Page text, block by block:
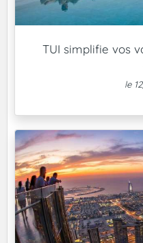
TUI simplifie vos
le